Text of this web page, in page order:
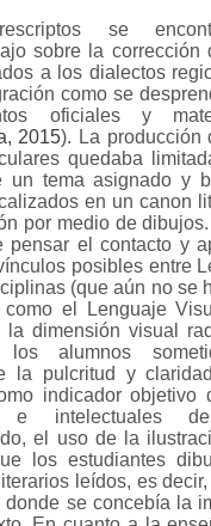
se
sobre la corrección
a los dialectos
como se
oficiales y
2015). La producción
quedaba
un tema asignado y
en un canon
por medio de
pensar el contacto y
posibles entre
(que aún no se
como el Lenguaje
dimensió­n visual
alumnos
la pul­critud y
indicador objetivo
e intelectuales
el uso de la
los estu­diantes
leídos, es
se concebía la